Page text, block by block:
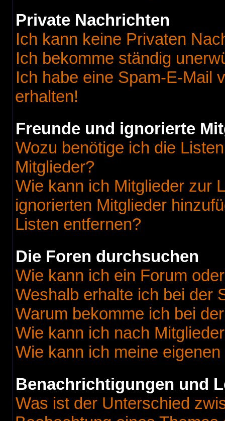
Private Nachrichten
Ich kann keine Privaten
Ich bekomme ständig
Ich habe eine Spam-E-Mail
erhalten!
Freunde und ignorierte
Wozu benötige ich die
Mitglieder?
Wie kann ich Mitglieder zur
ignorierten Mitglieder
Listen entfernen?
Die Foren durchsuchen
Wie kann ich ein Forum
Weshalb erhalte ich bei der
Warum bekomme ich bei
Wie kann ich nach
Wie kann ich meine
Benachrichtigungen und
Was ist der Unterschied